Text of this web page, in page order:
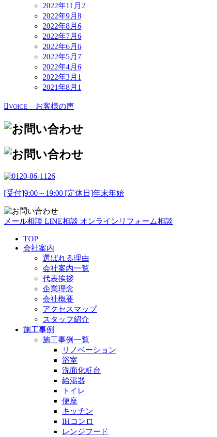
2022年11月 2
2022年9月 8
2022年8月 6
2022年7月 6
2022年6月 6
2022年5月 7
2022年4月 6
2022年3月 1
2021年8月 1
VOICE お客様の声
[受付]9:00～19:00 [定休日]年末年始
メール相談 LINE相談 オンラインリフォーム相談
TOP
会社案内
選ばれる理由
会社案内一覧
代表挨拶
企業理念
会社概要
アクセスマップ
スタッフ紹介
施工事例
施工事例一覧
リノベーション
浴室
洗面化粧台
給湯器
トイレ
便座
キッチン
IHコンロ
レンジフード